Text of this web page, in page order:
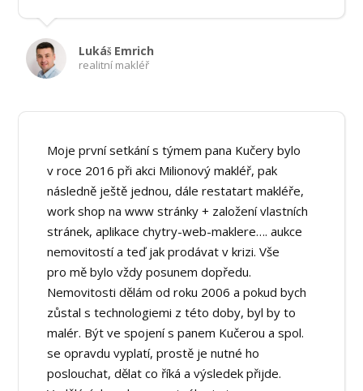
Lukáš Emrich
realitní makléř
Moje první setkání s týmem pana Kučery bylo
v roce 2016 při akci Milionový makléř, pak
následně ještě jednou, dále restatart makléře,
work shop na www stránky + založení vlastních
stránek, aplikace chytry-web-maklere…. aukce
nemovitostí a teď jak prodávat v krizi. Vše
pro mě bylo vždy posunem dopředu.
Nemovitosti dělám od roku 2006 a pokud bych
zůstal s technologiemi z této doby, byl by to
malér. Být ve spojení s panem Kučerou a spol.
se opravdu vyplatí, prostě je nutné ho
poslouchat, dělat co říká a výsledek přijde.